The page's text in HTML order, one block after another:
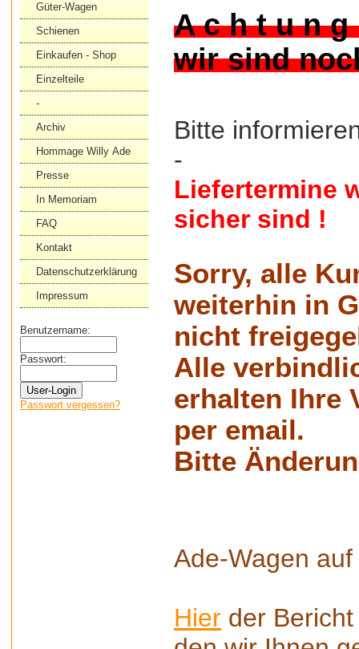
Güter-Wagen
Schienen
Einkaufen - Shop
Einzelteile
-
Archiv
Hommage Willy Ade
Presse
In Memoriam
FAQ
Kontakt
Datenschutzerklärung
Impressum
Benutzername:
Passwort:
Passwort vergessen?
A c h t u n g
wir sind
Bitte
-
Liefertermine
sicher sind !
Sorry, alle
weiterhin in
nicht
Alle
erhalten Ihre
per email.
Bitte
Ade-Wagen
Hier der